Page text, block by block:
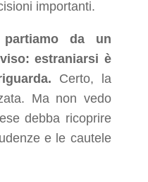
importanti.
da un
estraniarsi è
Certo, la
Ma non vedo
debba ricoprire
e le cautele